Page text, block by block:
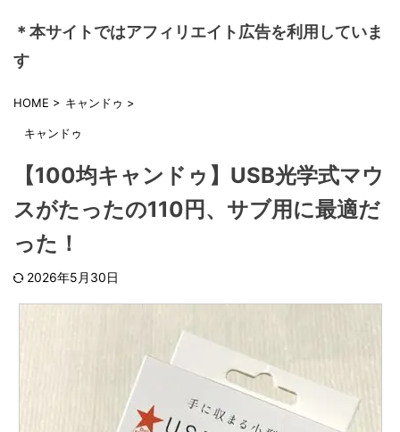
＊本サイトではアフィリエイト広告を利用していま
す
HOME > キャンドゥ >
キャンドゥ
【100均キャンドゥ】USB光学式マウ
スがたったの110円、サブ用に最適だ
った！
2026年5月30日